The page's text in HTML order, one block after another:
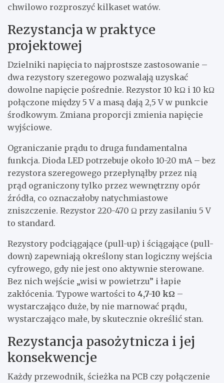
chwilowo rozproszyć kilkaset watów.
Rezystancja w praktyce
projektowej
Dzielniki napięcia to najprostsze zastosowanie –
dwa rezystory szeregowo pozwalają uzyskać
dowolne napięcie pośrednie. Rezystor 10 kΩ i 10 kΩ
połączone między 5 V a masą dają 2,5 V w punkcie
środkowym. Zmiana proporcji zmienia napięcie
wyjściowe.
Ograniczanie prądu to druga fundamentalna
funkcja. Dioda LED potrzebuje około 10-20 mA – bez
rezystora szeregowego przepłynąłby przez nią
prąd ograniczony tylko przez wewnętrzny opór
źródła, co oznaczałoby natychmiastowe
zniszczenie. Rezystor 220-470 Ω przy zasilaniu 5 V
to standard.
Rezystory podciągające (pull-up) i ściągające (pull-
down) zapewniają określony stan logiczny wejścia
cyfrowego, gdy nie jest ono aktywnie sterowane.
Bez nich wejście „wisi w powietrzu” i łapie
zakłócenia. Typowe wartości to 4,7-10 kΩ –
wystarczająco duże, by nie marnować prądu,
wystarczająco małe, by skutecznie określić stan.
Rezystancja pasożytnicza i jej
konsekwencje
Każdy przewodnik, ścieżka na PCB czy połączenie